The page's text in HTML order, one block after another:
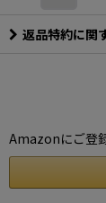
返品特約に関
Amazonにご登